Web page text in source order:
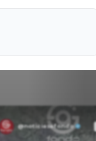
@noticiasafondo